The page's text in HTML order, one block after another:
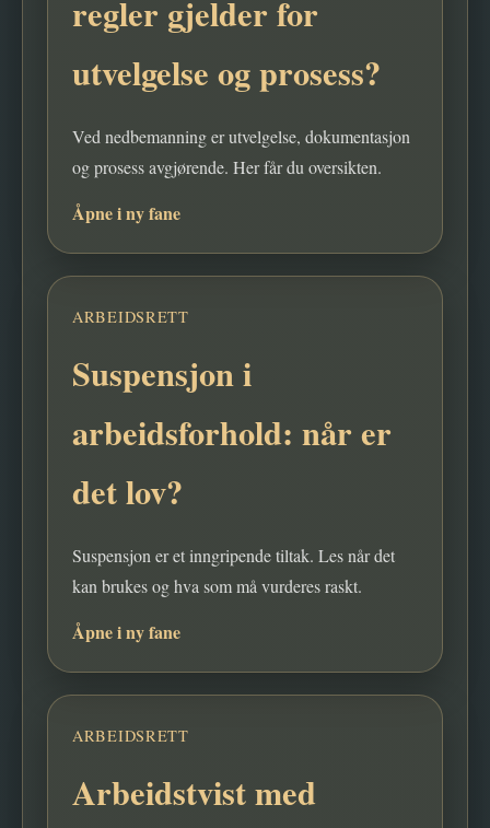
regler gjelder for
utvelgelse og prosess?
Ved nedbemanning er utvelgelse, dokumentasjon
og prosess avgjørende. Her får du oversikten.
Åpne i ny fane
ARBEIDSRETT
Suspensjon i
arbeidsforhold: når er
det lov?
Suspensjon er et inngripende tiltak. Les når det
kan brukes og hva som må vurderes raskt.
Åpne i ny fane
ARBEIDSRETT
Arbeidstvist med